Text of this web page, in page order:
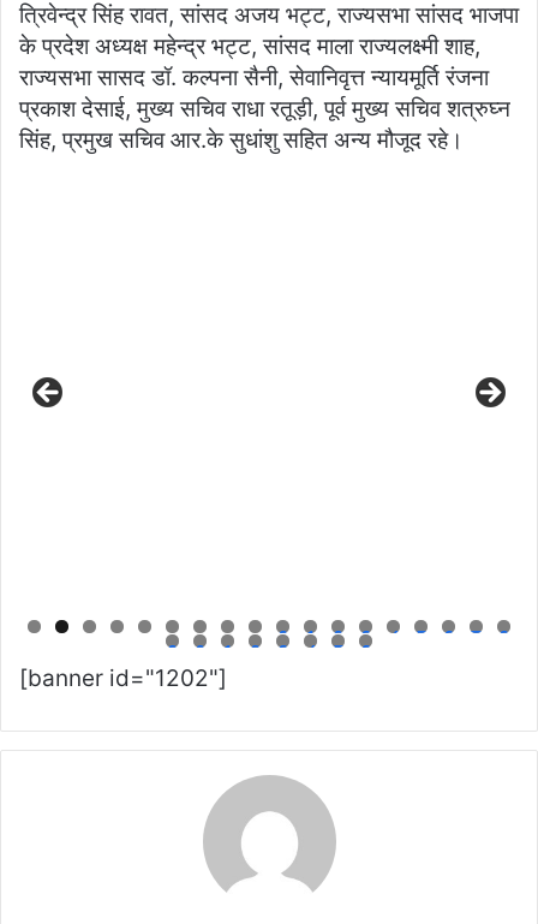
त्रिवेन्द्र सिंह रावत, सांसद अजय भट्ट, राज्यसभा सांसद भाजपा
के प्रदेश अध्यक्ष महेन्द्र भट्ट, सांसद माला राज्यलक्ष्मी शाह,
राज्यसभा सासद डॉ. कल्पना सैनी, सेवानिवृत्त न्यायमूर्ति रंजना
प्रकाश देसाई, मुख्य सचिव राधा रतूड़ी, पूर्व मुख्य सचिव शत्रुघ्न
सिंह, प्रमुख सचिव आर.के सुधांशु सहित अन्य मौजूद रहे।
0 1 2 3 4 5 6 7 8
9 0 1 2 3 4 5 6
[banner id="1202"]